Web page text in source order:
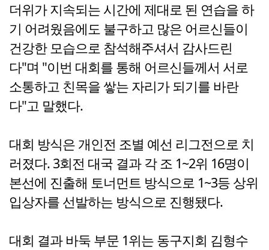
더위가 지속되는 시간에 제대로 된 연습을 하
기 어려웠음에도 불구하고 많은 어르신들이
건강한 모습으로 참석해주셔서 감사드린
다"며 "이번 대회를 통해 어르신들께서 서로
소통하고 친목을 쌓는 자리가 되기를 바란
다"고 말했다.
대회 방식은 개인전 조별 예선 리그전으로 치
러졌다. 3회전 대국 결과 각 조 1~2위 16명이
본선에 진출해 토너먼트 방식으로 1~3등 상위
입상자를 선발하는 방식으로 진행됐다.
대회 결과 바둑 부문 1위는 동구지회 김형수